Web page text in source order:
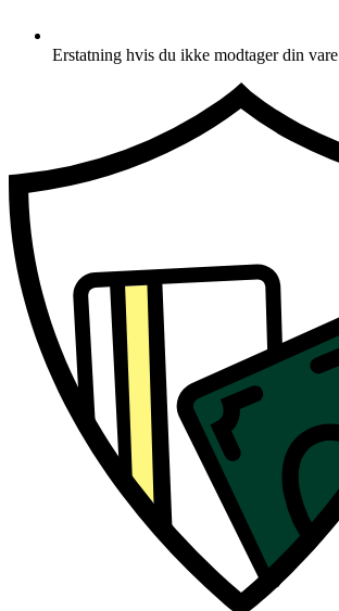
Erstatning hvis du ikke modtager din vare